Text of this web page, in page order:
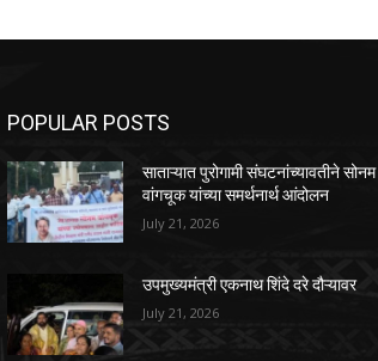
POPULAR POSTS
साताऱ्यात पुरोगामी संघटनांच्यावतीने सोनम
वांगचूक यांच्या समर्थनार्थ आंदोलन
July 21, 2026
उपमुख्यमंत्री एकनाथ शिंदे दरे दौऱ्यावर
July 21, 2026